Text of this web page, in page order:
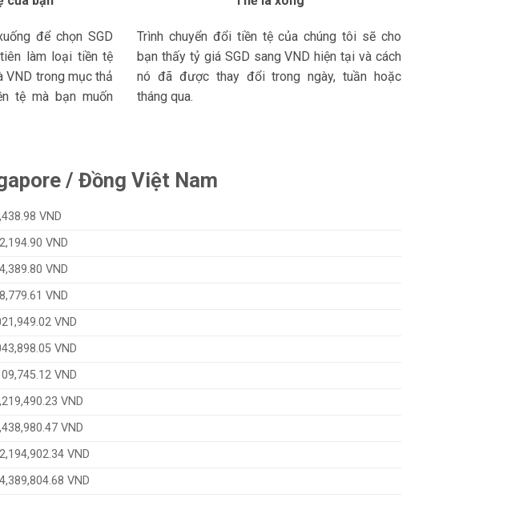
để chọn SGD
làm loại tiền tệ
VND trong mục thả
tệ mà bạn muốn
Trình chuyển đổi tiền tệ của chúng tôi sẽ cho
bạn thấy tỷ giá SGD sang VND hiện tại và cách
nó đã được thay đổi trong ngày, tuần hoặc
tháng qua.
/ Đồng Việt Nam
VND
VND
VND
VND
VND
VND
VND
VND
VND
VND
VND